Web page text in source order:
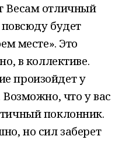
Весам отличный
будет
месте». Это
в коллективе.
произойдет у
что у вас
поклонник.
но сил заберет